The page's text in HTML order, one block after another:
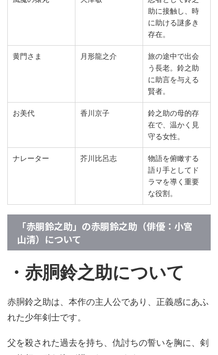
助に接触し、時
に助ける謎多き
存在。
黄門さま 月形龍之介
旅の途中で出会
う長老。鈴之助
に助言を与える
賢者。
お美代 香川京子
鈴之助の母的存
在で、温かく見
守る女性。
ナレーター 芥川比呂志
物語を俯瞰する
語り手としてド
ラマを導く重要
な役割。
「赤胴鈴之助」の赤胴鈴之助（俳優：小宮
山清）について
・赤胴鈴之助について
赤胴鈴之助は、本作の主人公であり、正義感にあふ
れた少年剣士です。
父を殺された過去を持ち、仇討ちの誓いを胸に、剣